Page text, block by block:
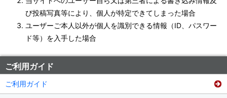
び投稿写真等により、個人が特定できてしまった場合
ユーザーご本人以外が個人を識別できる情報（ID、パスワー
ド等）を入手した場合
ご利用ガイド
ご利用ガイド